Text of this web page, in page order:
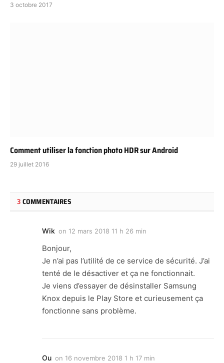
3 octobre 2017
Comment utiliser la fonction photo HDR sur Android
29 juillet 2016
3COMMENTAIRES
Wik on 12 mars 2018 11 h 26 min
Bonjour,
Je n’ai pas l’utilité de ce service de sécurité. J’ai
tenté de le désactiver et ça ne fonctionnait.
Je viens d’essayer de désinstaller Samsung
Knox depuis le Play Store et curieusement ça
fonctionne sans problème.
Ou on 16 novembre 2018 1 h 17 min